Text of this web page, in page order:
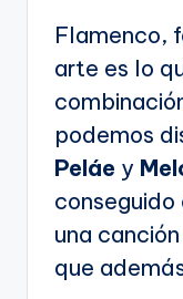
Flamenco,
arte es lo
podemos
Peláe y
conseguido
una
que